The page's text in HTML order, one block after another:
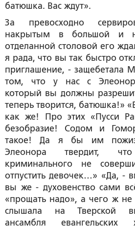
батюшка. Вас ждут».
За превосходно
накрытым в большой и
отделанной столовой его
я рада, что вы так быстро
приглашение, - защебетала
том, что у нас с
который вы должны
теперь творится, батюшка!»
как же! Про этих «Пусси
безобразие! Содом и
такое! Да я бы им
Элеонора твердит,
криминального не
отпустить девочек…» «Да, -
вы же - духовенство сами
«прощать надо», а чего ж
слышала на Тверской
ансамбля евангельских